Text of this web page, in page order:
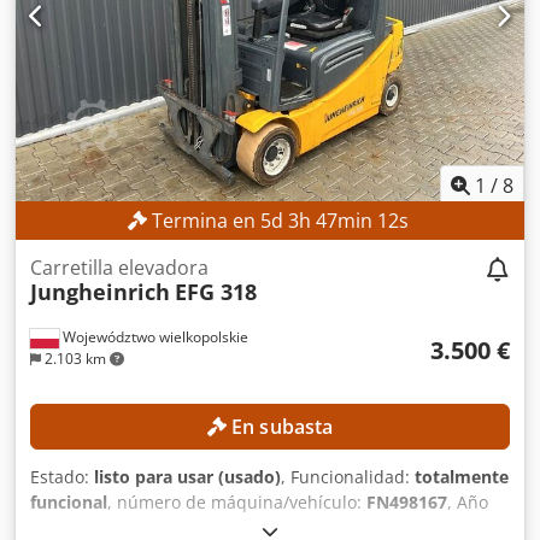
protección contra sobrecorriente del equipo: 15 A
Corriente de cortocircuito: 2,5 kA Tipo de fuente de
alimentación: ERAR-1000-06VX8-E10 EQUIPAMIENTO
Credpfxezmwafe Akcef Brazo de robot Yaskawa Motoman
GP8 Controlador de robot Yaskawa YRC1000
1 /8
Termina en 5d 3h 47min 11s
Województwo wielkopolskie
2.103 km
Carretilla elevadora
Jungheinrich EFG 318
3.500 €
En subasta
Estado: listo para usar (usado), Funcionalidad: totalmente
funcional, número de máquina/vehículo: FN498167, Año
, horas de funcionamiento: